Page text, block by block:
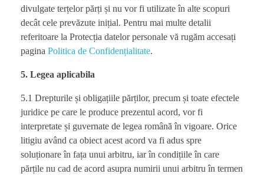
divulgate terțelor părți și nu vor fi utilizate în alte scopuri
decât cele prevăzute inițial. Pentru mai multe detalii
referitoare la Protecția datelor personale vă rugăm accesați
pagina Politica de Confidențialitate.
5. Legea aplicabila
5.1 Drepturile și obligațiile părților, precum și toate efectele
juridice pe care le produce prezentul acord, vor fi
interpretate și guvernate de legea română în vigoare. Orice
litigiu având ca obiect acest acord va fi adus spre
soluționare în fața unui arbitru, iar în condițiile în care
părțile nu cad de acord asupra numirii unui arbitru în termen